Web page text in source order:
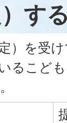
す
）を受
るこど